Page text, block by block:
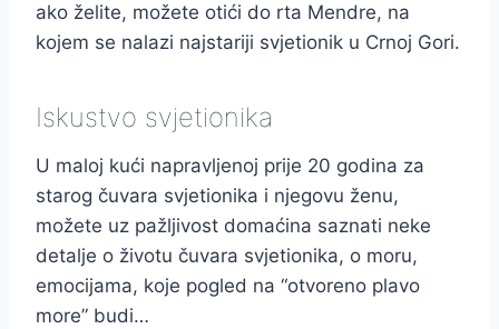
ako želite, možete otići do rta Mendre, na
kojem se nalazi najstariji svjetionik u Crnoj Gori.
Iskustvo svjetionika
U maloj kući napravljenoj prije 20 godina za
starog čuvara svjetionika i njegovu ženu,
možete uz pažljivost domaćina saznati neke
detalje o životu čuvara svjetionika, o moru,
emocijama, koje pogled na “otvoreno plavo
more” budi…